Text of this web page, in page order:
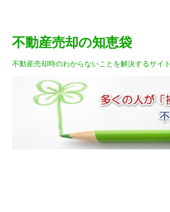
不動産売却の知恵袋
不動産売却時のわからないことを解決するサイト